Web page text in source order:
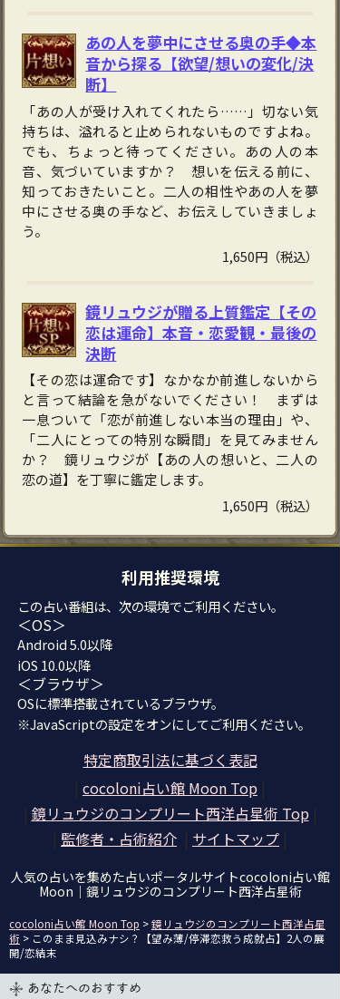
あの人を夢中にさせる奥の手◆本
音から探る【欲望/想いの変化/決
断】
「あの人が受け入れてくれたら……」切ない気
持ちは、溢れると止められないものですよね。
でも、ちょっと待ってください。あの人の本
音、気づいていますか？ 想いを伝える前に、
知っておきたいこと。二人の相性やあの人を夢
中にさせる奥の手など、お伝えしていきましょ
う。
1,650円（税込）
鏡リュウジが贈る上質鑑定【その
恋は運命】本音・恋愛観・最後の
決断
【その恋は運命です】なかなか前進しないから
と言って結論を急がないでください！ まずは
一息ついて「恋が前進しない本当の理由」や、
「二人にとっての特別な瞬間」を見てみません
か？ 鏡リュウジが【あの人の想いと、二人の
恋の道】を丁寧に鑑定します。
1,650円（税込）
利用推奨環境
この占い番組は、次の環境でご利用ください。
＜OS＞
Android 5.0以降
iOS 10.0以降
＜ブラウザ＞
OSに標準搭載されているブラウザ。
※JavaScriptの設定をオンにしてご利用ください。
特定商取引法に基づく表記
| cocoloni占い館 Moon Top |
| 鏡リュウジのコンプリート西洋占星術 Top|
| 監修者・占術紹介 | サイトマップ |
人気の占いを集めた占いポータルサイトcocoloni占い館
Moon｜ 鏡リュウジのコンプリート西洋占星術
cocoloni占い館 Moon Top >鏡リュウジのコンプリート西洋占星
術 > このまま見込みナシ？【望み薄/停滞恋救う成就占】2人の展
開/恋結末
あなたへのおすすめ